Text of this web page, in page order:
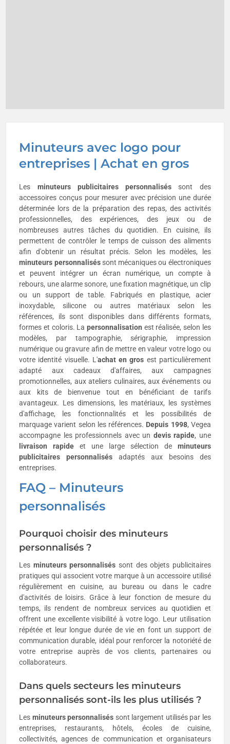
Minuteurs avec logo pour
entreprises | Achat en gros
Les minuteurs publicitaires personnalisés sont des
accessoires conçus pour mesurer avec précision une durée
déterminée lors de la préparation des repas, des activités
professionnelles, des expériences, des jeux ou de
nombreuses autres tâches du quotidien. En cuisine, ils
permettent de contrôler le temps de cuisson des aliments
afin d'obtenir un résultat précis. Selon les modèles, les
minuteurs personnaliséssont mécaniques ou électroniques
et peuvent intégrer un écran numérique, un compte à
rebours, une alarme sonore, une fixation magnétique, un clip
ou un support de table. Fabriqués en plastique, acier
inoxydable, silicone ou autres matériaux selon les
références, ils sont disponibles dans différents formats,
formes et coloris. La personnalisation est réalisée, selon les
modèles, par tampographie, sérigraphie, impression
numérique ou gravure afin de mettre en valeur votre logo ou
votre identité visuelle. L'achat en gros est particulièrement
adapté aux cadeaux d'affaires, aux campagnes
promotionnelles, aux ateliers culinaires, aux événements ou
aux kits de bienvenue tout en bénéficiant de tarifs
avantageux. Les dimensions, les matériaux, les systèmes
d'affichage, les fonctionnalités et les possibilités de
marquage varient selon les références. Depuis 1998, Vegea
accompagne les professionnels avec un devis rapide, une
livraison rapide et une large sélection de minuteurs
publicitaires personnalisés adaptés aux besoins des
entreprises.
FAQ – Minuteurs
personnalisés
Pourquoi choisir des minuteurs
personnalisés ?
Les minuteurs personnalisés sont des objets publicitaires
pratiques qui associent votre marque à un accessoire utilisé
régulièrement en cuisine, au bureau ou dans le cadre
d'activités de loisirs. Grâce à leur fonction de mesure du
temps, ils rendent de nombreux services au quotidien et
offrent une excellente visibilité à votre logo. Leur utilisation
répétée et leur longue durée de vie en font un support de
communication durable, idéal pour renforcer la notoriété de
votre entreprise auprès de vos clients, partenaires ou
collaborateurs.
Dans quels secteurs les minuteurs
personnalisés sont-ils les plus utilisés ?
Les minuteurs personnalisés sont largement utilisés par les
entreprises, restaurants, hôtels, écoles de cuisine,
collectivités, agences de communication et organisateurs